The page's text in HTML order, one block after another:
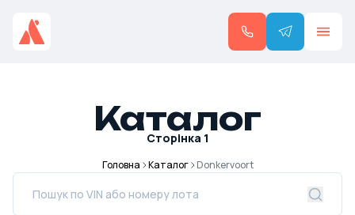
Каталог
Сторінка 1
Головна Каталог Donkervoort